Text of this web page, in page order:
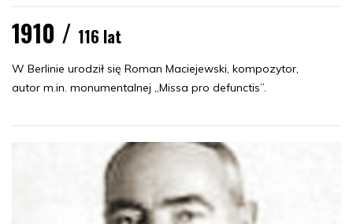
1910 / 116 lat
W Berlinie urodził się Roman Maciejewski, kompozytor,
autor m.in. monumentalnej „Missa pro defunctis”.